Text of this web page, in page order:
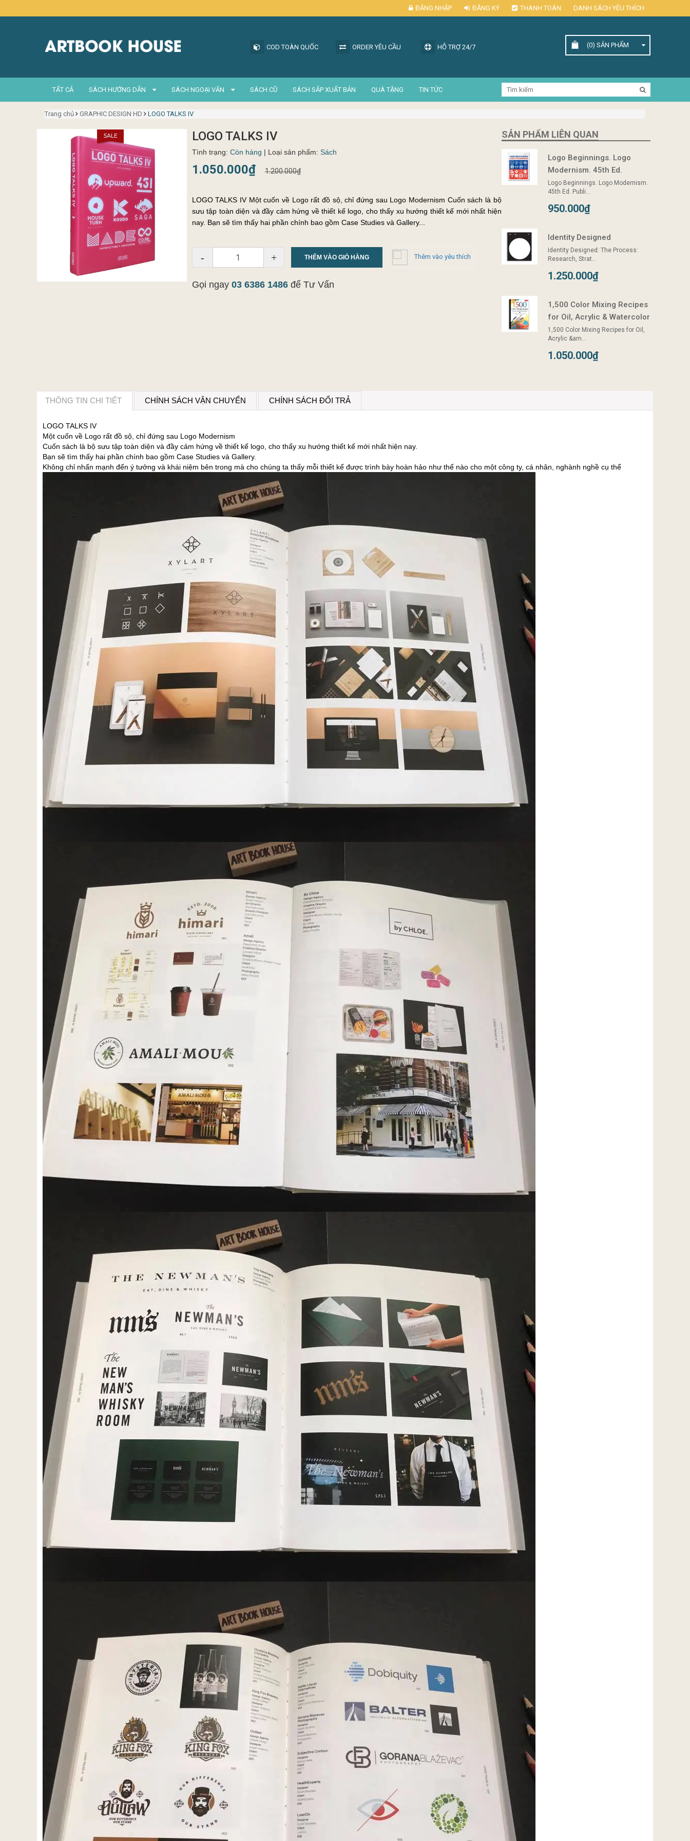
ĐĂNG NHẬP ĐĂNG KÝ THANH TOÁN DANH SÁCH YÊU THÍCH
COD TOÀN QUỐC ORDER YÊU CẦU HỖ TRỢ 24/7 (0) SẢN PHẨM
TẤT CẢ SÁCH HƯỚNG DẪN SÁCH NGOẠI VĂN SÁCH CŨ SÁCH SẮP XUẤT BẢN QUÀ TẶNG TIN TỨC
Trang chủ GRAPHIC DESIGN HD LOGO TALKS IV
LOGO TALKS IV
Tình trạng: Còn hàng | Loại sản phẩm: Sách
1.050.000₫ 1.200.000₫
LOGO TALKS IV Một cuốn về Logo rất đồ sộ, chỉ đứng sau Logo Modernism Cuốn sách là bộ
sưu tập toàn diện và đầy cảm hứng về thiết kế logo, cho thấy xu hướng thiết kế mới nhất hiện
nay. Bạn sẽ tìm thấy hai phần chính bao gồm Case Studies và Gallery...
- + THÊM VÀO GIỎ HÀNG Thêm vào yêu thích
Gọi ngay 03 6386 1486để Tư Vấn
SẢN PHẨM LIÊN QUAN
Logo Beginnings. Logo
Modernism. 45th Ed.
Logo Beginnings. Logo Modernism.
45th Ed. Publi...
950.000₫
Identity Designed
Identity Designed: The Process:
Research, Strat...
1.250.000₫
1,500 Color Mixing Recipes
for Oil, Acrylic & Watercolor
1,500 Color Mixing Recipes for Oil,
Acrylic &am...
1.050.000₫
THÔNG TIN CHI TIẾT CHÍNH SÁCH VẬN CHUYỂN CHÍNH SÁCH ĐỔI TRẢ
LOGO TALKS IV
Một cuốn về Logo rất đồ sộ, chỉ đứng sau Logo Modernism
Cuốn sách là bộ sưu tập toàn diện và đầy cảm hứng về thiết kế logo, cho thấy xu hướng thiết kế mới nhất hiện nay.
Bạn sẽ tìm thấy hai phần chính bao gồm Case Studies và Gallery.
Không chỉ nhấn mạnh đến ý tưởng và khái niệm bên trong mà cho chúng ta thấy mỗi thiết kế được trình bày hoàn hảo như thế nào cho một công ty, cá nhân, nghành nghề cụ thể